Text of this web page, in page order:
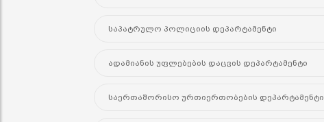
საპატრულო პოლიციის დეპარტამენტი
ადამიანის უფლებების დაცვის დეპარტამენტი
საერთაშორისო ურთიერთობების დეპარტამენტი